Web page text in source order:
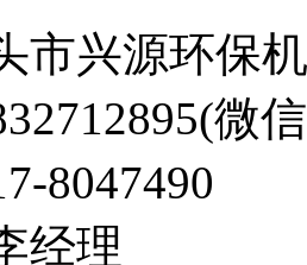
市兴源环保
微
8047490
经理